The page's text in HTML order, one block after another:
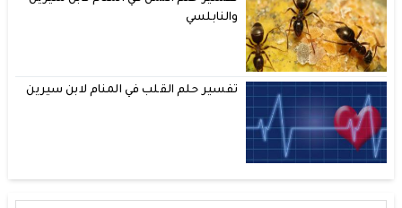
والنابلسي
تفسير حلم القلب في المنام لابن سيرين